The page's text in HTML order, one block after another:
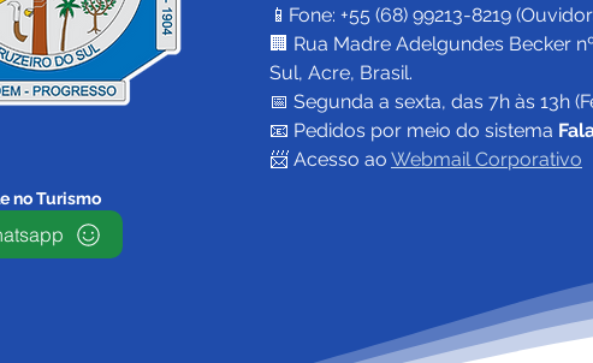
📱Fone: +55 (68) 99213-8219
🏢 Rua Madre Adelgundes Becker
Sul, Acre, Brasil.
📅 Segunda a sexta, das 7h às 13h
📧 Pedidos por meio do sistema
📨 Acesso ao Webmail Corporativo
no Turismo